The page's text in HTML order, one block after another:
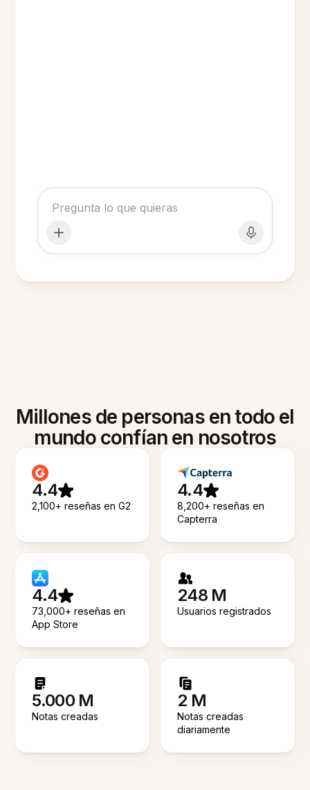
Millones de personas en todo el
mundo confían en nosotros
4.4
2,100+ reseñas en G2
4.4
8,200+ reseñas en
Capterra
4.4
73,000+ reseñas en
App Store
248 M
Usuarios registrados
5.000 M
Notas creadas
2 M
Notas creadas
diariamente